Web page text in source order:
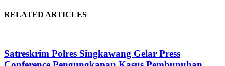
RELATED ARTICLES
Satreskrim Polres Singkawang Gelar Press